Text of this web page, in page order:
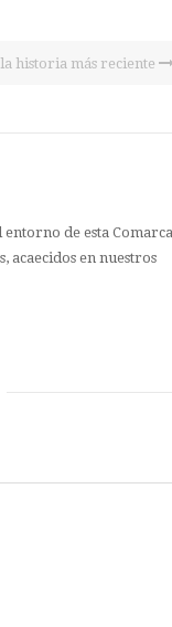
la historia más reciente
de esta Comarca
acaecidos en nuestros